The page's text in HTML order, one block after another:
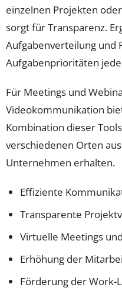
einzelnen Projekten
sorgt für Transparenz.
Aufgabenverteilung und
Aufgabenprioritäten
Für Meetings und
Videokommunikation
Kombination dieser
verschiedenen Orten
Unternehmen erhalten.
Effiziente
Transparente
Virtuelle Meetings
Erhöhung der
Förderung der Work-